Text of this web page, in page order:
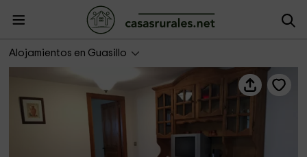
Alojamientos en Guasillo
Apartamento 3 - Casa Casbas